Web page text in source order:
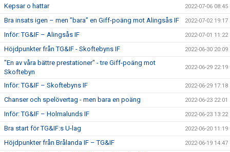
Kepsar o hattar 2022-07-06 08:45
Bra insats igen – men ”bara” en Giff-poäng mot Alingsås IF 2022-07-02 19:17
Inför: TG&IF – Alingsås IF 2022-07-01 11:22
Höjdpunkter från TG&IF - Skoftebyns IF 2022-06-30 20:09
"En av våra bättre prestationer" - tre Giff-poäng mot
Skoftebyn
2022-06-29 22:19
Inför: TG&IF – Skoftebyns IF 2022-06-29 17:18
Chanser och spelövertag - men bara en poäng 2022-06-23 22:01
Inför: TG&IF – Holmalunds IF 2022-06-23 13:22
Bra start för TG&IF:s U-lag 2022-06-20 11:19
Höjdpunkter från Brålanda IF – TG&IF 2022-06-19 14:47